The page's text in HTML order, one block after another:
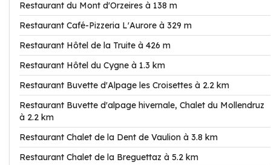
Restaurant du Mont d'Orzeires à 138 m
Restaurant Café-Pizzeria L'Aurore à 329 m
Restaurant Hôtel de la Truite à 426 m
Restaurant Hôtel du Cygne à 1.3 km
Restaurant Buvette d'Alpage les Croisettes à 2.2 km
Restaurant Buvette d'alpage hivernale, Chalet du Mollendruz
à 2.2 km
Restaurant Chalet de la Dent de Vaulion à 3.8 km
Restaurant Chalet de la Breguettaz à 5.2 km